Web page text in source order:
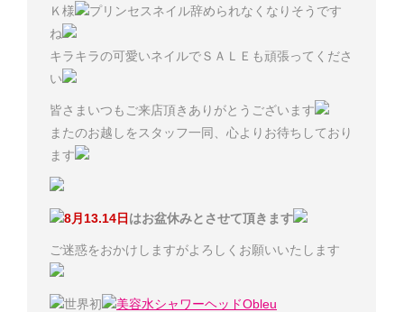
Ｋ様
プリンセスネイル辞められなくなりそうです
ね
キラキラの可愛いネイルでＳＡＬＥも頑張ってくださ
い
皆さまいつもご来店頂きありがとうございます
またのお越しをスタッフ一同、心よりお待ちしており
ます
8月13.14日 はお盆休みとさせて頂きます
ご迷惑をおかけしますがよろしくお願いいたします
世界初
美容水シャワーヘッドObleu